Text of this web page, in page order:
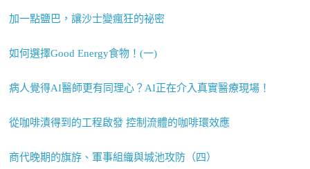
加一點鹽巴，讓沙士變瘋狂的祕密
如何選擇Good Energy食物！(一)
病人覺得AI醫師更有同理心？AI正在介入真實醫療現場！
從咖啡漬得到的工程啟發 控制流體的咖啡環效應
商代晚期的旗斿、軍事組織與城池攻防（四）